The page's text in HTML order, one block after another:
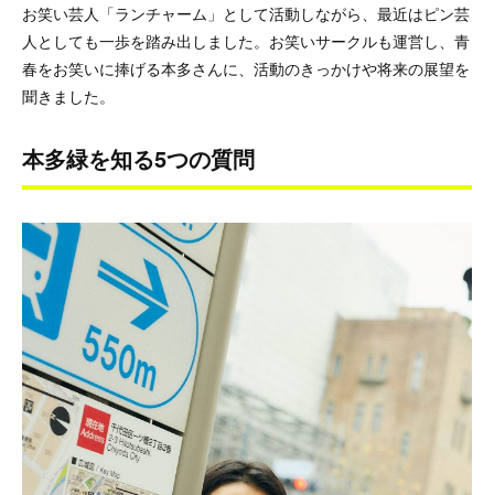
お笑い芸人「ランチャーム」として活動しながら、最近はピン芸
人としても一歩を踏み出しました。お笑いサークルも運営し、青
春をお笑いに捧げる本多さんに、活動のきっかけや将来の展望を
聞きました。
本多緑を知る5つの質問